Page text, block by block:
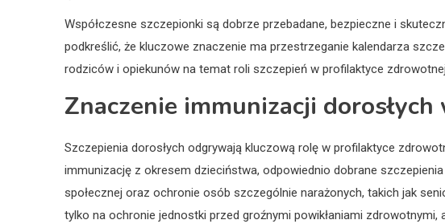
Współczesne szczepionki są dobrze przebadane, bezpieczne i
podkreślić, że kluczowe znaczenie ma przestrzeganie kalendarza
rodziców i opiekunów na temat roli szczepień w profilaktyce
Znaczenie immunizacji
Szczepienia dorosłych odgrywają kluczową rolę w profilaktyce
immunizację z okresem dzieciństwa, odpowiednio dobrane
społecznej oraz ochronie osób szczególnie narażonych, takich jak
tylko na ochronie jednostki przed groźnymi powikłaniami